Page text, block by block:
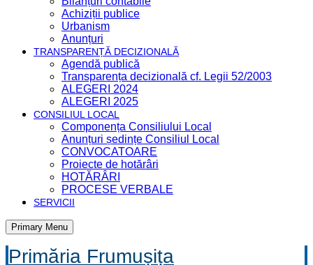
Achiziții publice
Urbanism
Anunțuri
TRANSPARENȚĂ DECIZIONALĂ
Agendă publică
Transparența decizională cf. Legii 52/2003
ALEGERI 2024
ALEGERI 2025
CONSILIUL LOCAL
Componența Consiliului Local
Anunțuri ședințe Consiliul Local
CONVOCATOARE
Proiecte de hotărâri
HOTĂRÂRI
PROCESE VERBALE
SERVICII
Primary Menu
Primăria Frumușița